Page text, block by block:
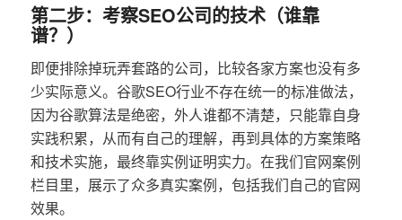
第二步：考察SEO公司的技术（谁靠
谱？）
即便排除掉玩弄套路的公司，比较各家方案也没有多
少实际意义。谷歌SEO行业不存在统一的标准做法，
因为谷歌算法是绝密，外人谁都不清楚，只能靠自身
实践积累，从而有自己的理解，再到具体的方案策略
和技术实施，最终靠实例证明实力。在我们官网案例
栏目里，展示了众多真实案例，包括我们自己的官网
效果。